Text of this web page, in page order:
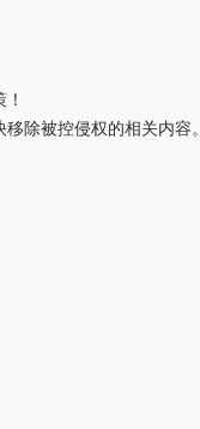
除被控侵权的相关内容。